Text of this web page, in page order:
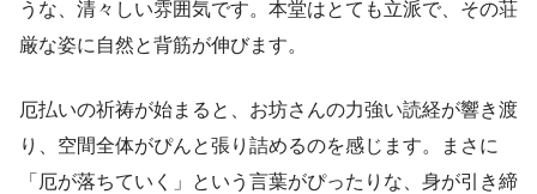
うな、清々しい雰囲気です。本堂はとても立派で、その荘
厳な姿に自然と背筋が伸びます。
厄払いの祈祷が始まると、お坊さんの力強い読経が響き渡
り、空間全体がぴんと張り詰めるのを感じます。まさに
「厄が落ちていく」という言葉がぴったりな、身が引き締